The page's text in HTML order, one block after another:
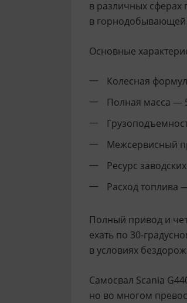
в различных сферах
в горнодобывающей
Основные
Колесная
Полная масса —
Межсервисный
Ресурс
Расход топлива
Полный привод и
ехать по 30-
в условиях
Самосвал Scania
но во многом